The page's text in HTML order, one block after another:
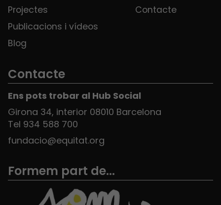
Projectes
Publicacions i vídeos
Blog
Contacte
Contacte
Ens pots trobar al Hub Social
Girona 34, interior 08010 Barcelona
Tel 934 588 700
fundacio@equitat.org
Formem part de...